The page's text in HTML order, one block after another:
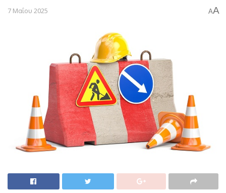
7 Μαΐου 2025 AA